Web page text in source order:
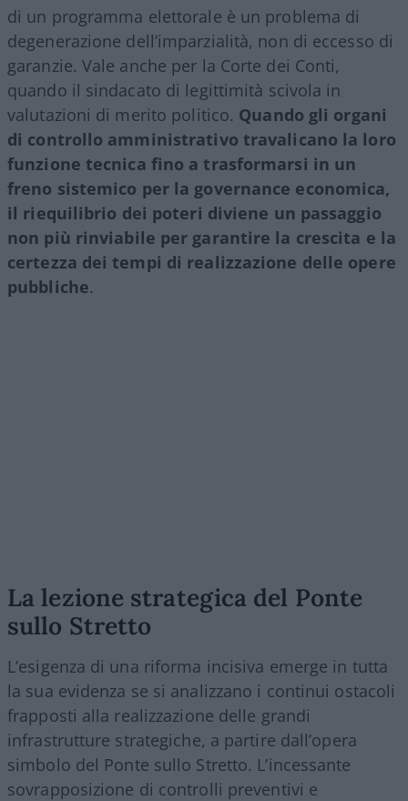
di un programma elettorale è un problema di
degenerazione dell’imparzialità, non di eccesso di
garanzie. Vale anche per la Corte dei Conti,
quando il sindacato di legittimità scivola in
valutazioni di merito politico. Quando gli organi
di controllo amministrativo travalicano la loro
funzione tecnica fino a trasformarsi in un
freno sistemico per la governance economica,
il riequilibrio dei poteri diviene un passaggio
non più rinviabile per garantire la crescita e la
certezza dei tempi di realizzazione delle opere
pubbliche.
La lezione strategica del Ponte
sullo Stretto
L’esigenza di una riforma incisiva emerge in tutta
la sua evidenza se si analizzano i continui ostacoli
frapposti alla realizzazione delle grandi
infrastrutture strategiche, a partire dall’opera
simbolo del Ponte sullo Stretto. L’incessante
sovrapposizione di controlli preventivi e